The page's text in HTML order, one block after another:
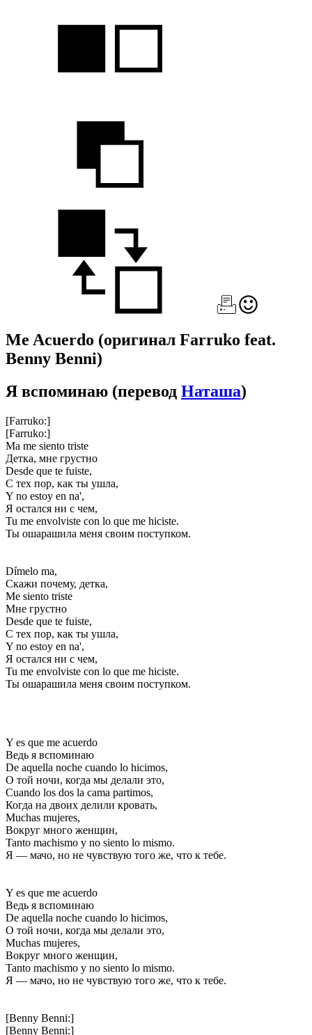
Me Acuerdo (оригинал Farruko feat.
Benny Benni)
Я вспоминаю (перевод Наташа)
[Farruko:]
[Farruko:]
Ma me siento triste
Детка, мне грустно
Desde que te fuiste,
С тех пор, как ты ушла,
Y no estoy en na',
Я остался ни с чем,
Tu me envolviste con lo que me hiciste.
Ты ошарашила меня своим поступком.
Dímelo ma,
Скажи почему, детка,
Me siento triste
Мне грустно
Desde que te fuiste,
С тех пор, как ты ушла,
Y no estoy en na',
Я остался ни с чем,
Tu me envolviste con lo que me hiciste.
Ты ошарашила меня своим поступком.
Y es que me acuerdo
Ведь я вспоминаю
De aquella noche cuando lo hicimos,
О той ночи, когда мы делали это,
Cuando los dos la cama partimos,
Когда на двоих делили кровать,
Muchas mujeres,
Вокруг много женщин,
Tanto machismo y no siento lo mismo.
Я — мачо, но не чувствую того же, что к тебе.
Y es que me acuerdo
Ведь я вспоминаю
De aquella noche cuando lo hicimos,
О той ночи, когда мы делали это,
Muchas mujeres,
Вокруг много женщин,
Tanto machismo y no siento lo mismo.
Я — мачо, но не чувствую того же, что к тебе.
[Benny Benni:]
[Benny Benni:]